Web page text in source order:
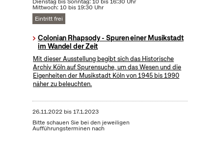
Mittwoch: 10 bis 19:30 Uhr
Eintritt frei
Colonian Rhapsody - Spuren einer Musikstadt
im Wandel der Zeit
Mit dieser Ausstellung begibt sich das Historische
Archiv Köln auf Spurensuche, um das Wesen und die
Eigenheiten der Musikstadt Köln von 1945 bis 1990
näher zu beleuchten.
26.11.2022bis17.1.2023
Bitte schauen Sie bei den jeweiligen
Aufführungsterminen nach